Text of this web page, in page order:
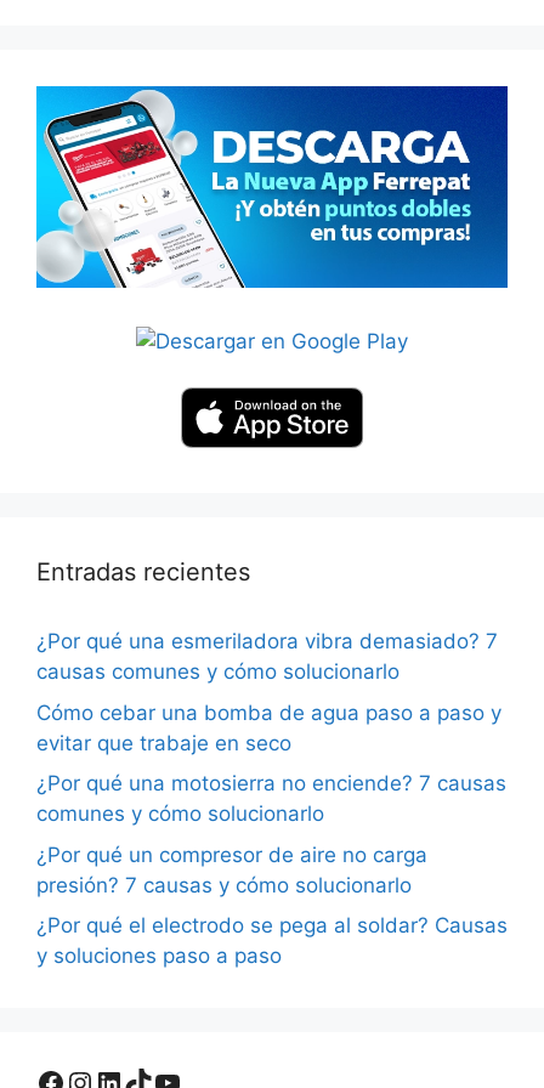
Entradas recientes
¿Por qué una esmeriladora vibra demasiado? 7
causas comunes y cómo solucionarlo
Cómo cebar una bomba de agua paso a paso y
evitar que trabaje en seco
¿Por qué una motosierra no enciende? 7 causas
comunes y cómo solucionarlo
¿Por qué un compresor de aire no carga
presión? 7 causas y cómo solucionarlo
¿Por qué el electrodo se pega al soldar? Causas
y soluciones paso a paso
Facebook
Instagram
LinkedIn
TikTok
YouTube